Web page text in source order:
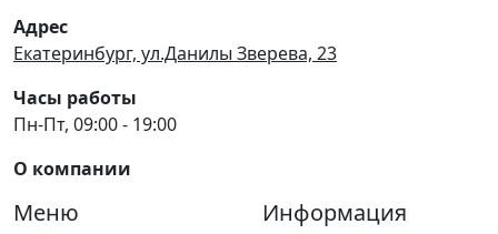
Адрес
Екатеринбург, ул.Данилы Зверева, 23
Часы работы
Пн-Пт, 09:00 - 19:00
О компании
Меню Информация